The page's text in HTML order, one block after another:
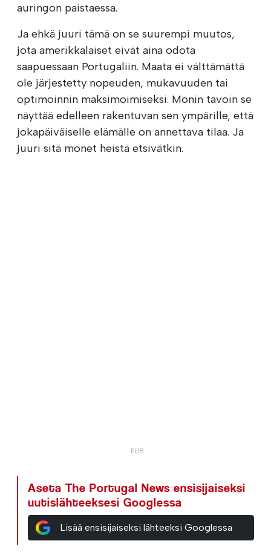
auringon paistaessa.
Ja ehkä juuri tämä on se suurempi muutos,
jota amerikkalaiset eivät aina odota
saapuessaan Portugaliin. Maata ei välttämättä
ole järjestetty nopeuden, mukavuuden tai
optimoinnin maksimoimiseksi. Monin tavoin se
näyttää edelleen rakentuvan sen ympärille, että
jokapäiväiselle elämälle on annettava tilaa. Ja
juuri sitä monet heistä etsivätkin.
Aseta The Portugal News ensisijaiseksi
uutislähteeksesi Googlessa
Lisää ensisijaiseksi lähteeksi Googlessa